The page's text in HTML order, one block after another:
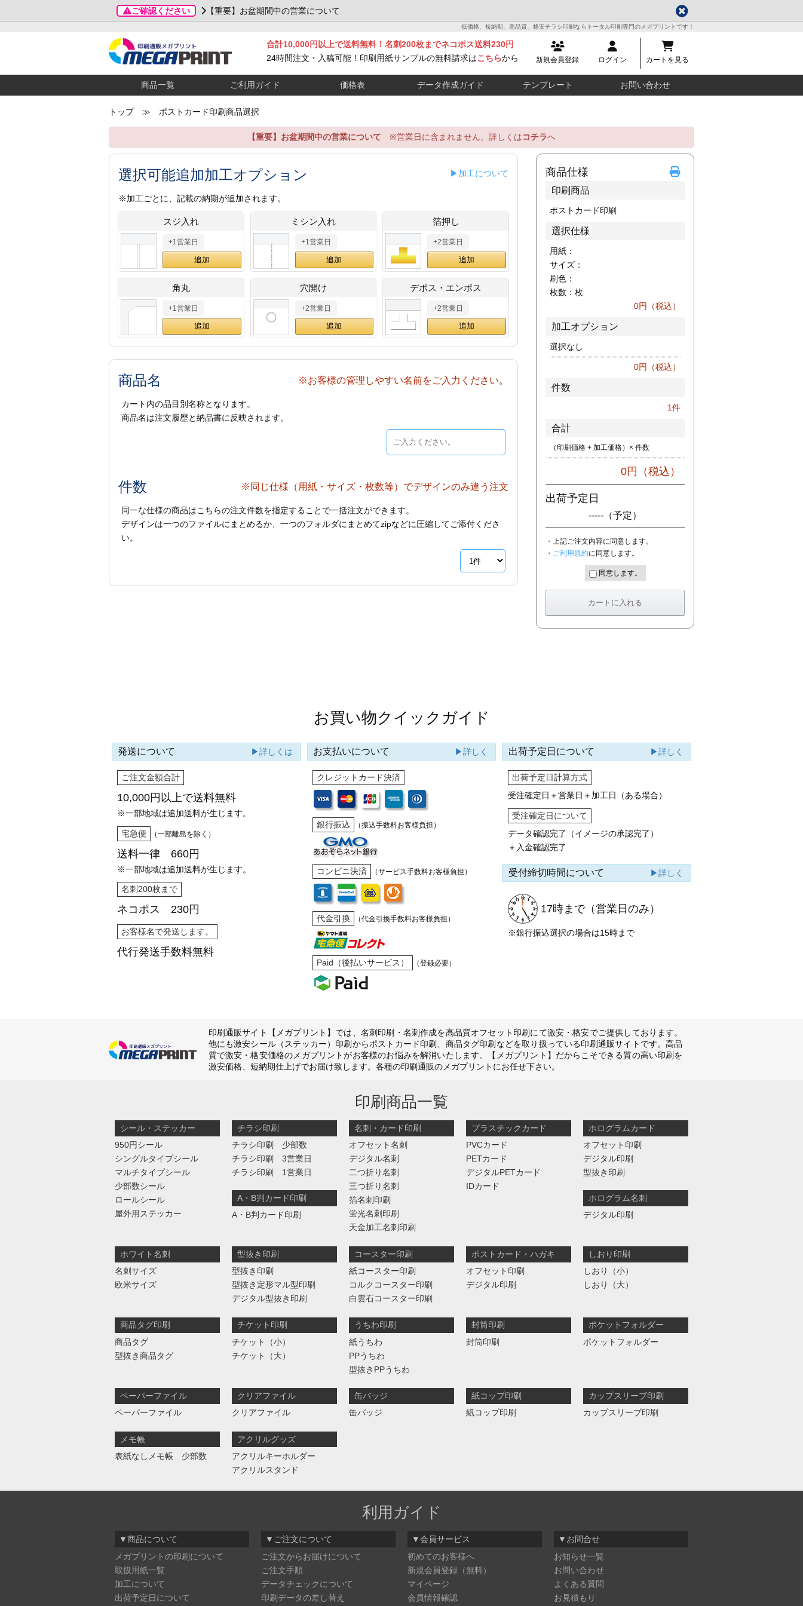
ご確認ください 【重要】お盆期間中の営業について
低価格、短納期、高品質、格安チラシ印刷ならトータル印刷専門のメガプリントです！
新規会員登録 ログイン カートを見る
合計10,000円以上で送料無料！名刺200枚までネコポス送料230円
24時間注文・入稿可能！印刷用紙サンプルの無料請求はこちらから
商品一覧 ご利用ガイド 価格表 データ作成ガイド テンプレート お問い合わせ
トップ≫ ポストカード印刷商品選択
【重要】お盆期間中の営業について ※営業日に含まれません。詳しくはコチラへ
選択可能追加加工オプション ▶加工について
※加工ごとに、記載の納期が追加されます。
スジ入れ
+1営業日
ミシン入れ
+1営業日
箔押し
+2営業日
角丸
+1営業日
穴開け
+2営業日
デボス・エンボス
+2営業日
商品名 ※お客様の管理しやすい名前をご入力ください。
カート内の品目別名称となります。
商品名は注文履歴と納品書に反映されます。
件数 ※同じ仕様（用紙・サイズ・枚数等）でデザインのみ違う注文
同一な仕様の商品はこちらの注文件数を指定することで一括注文ができます。
デザインは一つのファイルにまとめるか、一つのフォルダにまとめてzipなどに圧縮してご添付くださ
い。
商品仕様
印刷商品
ポストカード印刷
選択仕様
用紙：
サイズ：
刷色：
枚数： 枚
0円（税込）
加工オプション
選択なし
0円（税込）
件数
1件
合計
（印刷価格 + 加工価格）× 件数
0円（税込）
出荷予定日
----- （予定）
・上記ご注文内容に同意します。
・ ご利用規約に同意します。
同意します。
お買い物クイックガイド
発送について ▶詳しくは
ご注文金額合計
10,000円以上で送料無料
※一部地域は追加送料が生じます。
宅急便 （一部離島を除く）
送料一律 660円
※一部地域は追加送料が生じます。
名刺200枚まで
ネコポス 230円
お客様名で発送します。
代行発送手数料無料
お支払いについて ▶詳しく
クレジットカード決済
銀行振込 （振込手数料お客様負担）
コンビニ決済 （サービス手数料お客様負担）
代金引換 （代金引換手数料お客様負担）
Paid（後払いサービス） （登録必要）
出荷予定日について ▶詳しく
出荷予定日計算方式
受注確定日＋営業日＋加工日（ある場合）
受注確定日について
データ確認完了（イメージの承認完了）
＋入金確認完了
受付締切時間について ▶詳しく
17時まで（営業日のみ）
※銀行振込選択の場合は15時まで
印刷通販サイト【メガプリント】では、名刺印刷・名刺作成を高品質オフセット印刷にて激安・格安でご提供しております。
他にも激安シール（ステッカー）印刷からポストカード印刷、商品タグ印刷などを取り扱っている印刷通販サイトです。高品
質で激安・格安価格のメガプリントがお客様のお悩みを解消いたします。【メガプリント】だからこそできる質の高い印刷を
激安価格、短納期仕上げでお届け致します。各種の印刷通販のメガプリントにお任せ下さい。
印刷商品一覧
シール・ステッカー
950円シール
シングルタイプシール
マルチタイプシール
少部数シール
ロールシール
屋外用ステッカー
チラシ印刷
チラシ印刷 少部数
チラシ印刷 3営業日
チラシ印刷 1営業日
A・B判カード印刷
A・B判カード印刷
名刺・カード印刷
オフセット名刺
デジタル名刺
二つ折り名刺
三つ折り名刺
箔名刺印刷
蛍光名刺印刷
天金加工名刺印刷
プラスチックカード
PVCカード
PETカード
デジタルPETカード
IDカード
ホログラムカード
オフセット印刷
デジタル印刷
型抜き印刷
ホログラム名刺
デジタル印刷
ホワイト名刺
名刺サイズ
欧米サイズ
型抜き印刷
型抜き印刷
型抜き定形マル型印刷
デジタル型抜き印刷
コースター印刷
紙コースター印刷
コルクコースター印刷
白雲石コースター印刷
ポストカード・ハガキ
オフセット印刷
デジタル印刷
しおり印刷
しおり（小）
しおり（大）
商品タグ印刷
商品タグ
型抜き商品タグ
チケット印刷
チケット（小）
チケット（大）
うちわ印刷
紙うちわ
PPうちわ
型抜きPPうちわ
封筒印刷
封筒印刷
ポケットフォルダー
ポケットフォルダー
ペーパーファイル
ペーパーファイル
クリアファイル
クリアファイル
缶バッジ
缶バッジ
紙コップ印刷
紙コップ印刷
カップスリーブ印刷
カップスリーブ印刷
メモ帳
表紙なしメモ帳 少部数
アクリルグッズ
アクリルキーホルダー
アクリルスタンド
利用ガイド
▼商品について
メガプリントの印刷について
取扱用紙一覧
加工について
出荷予定日について
▼ご注文について
ご注文からお届けについて
ご注文手順
データチェックについて
印刷データの差し替え
▼会員サービス
初めてのお客様へ
新規会員登録（無料）
マイページ
会員情報確認
▼お問合せ
お知らせ一覧
お問い合わせ
よくある質問
お見積もり